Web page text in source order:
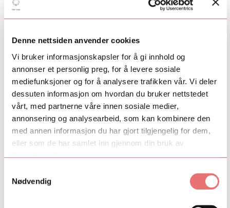
Denne nettsiden anvender cookies
Vi bruker informasjonskapsler for å gi innhold og
annonser et personlig preg, for å levere sosiale
mediefunksjoner og for å analysere trafikken vår. Vi deler
dessuten informasjon om hvordan du bruker nettstedet
vårt, med partnerne våre innen sosiale medier,
annonsering og analysearbeid, som kan kombinere den
med annen informasjon du har gjort tilgjengelig for dem,
eller som de har samlet inn gjennom din bruk av
tjenestene deres.
Nødvendig